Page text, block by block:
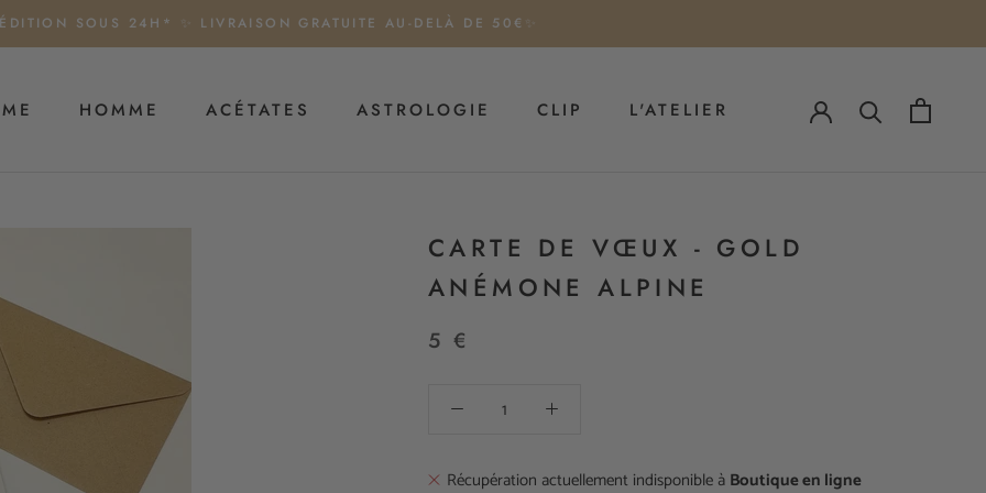
SOUS 24H* ✨ LIVRAISON GRATUITE AU-DELÀ DE 50€✨
HOMME ACÉTATES ASTROLOGIE CLIP L'ATELIER
CARTE DE VŒUX - GOLD
ANÉMONE ALPINE
5 €
Récupération actuellement indisponible à Boutique en ligne